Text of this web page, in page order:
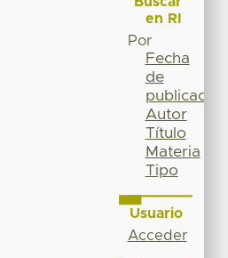
en RI
Por
Fecha
de
publicación
Autor
Título
Materia
Tipo
Usuario
Acceder